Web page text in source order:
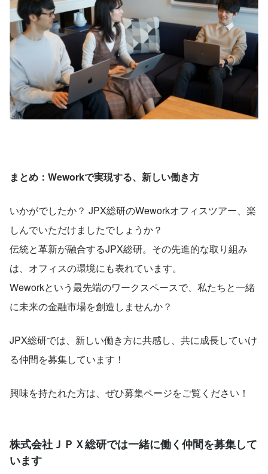
まとめ：Weworkで実現する、新しい働き方
いかがでしたか？ JPX総研のWeworkオフィスツアー、楽
しんでいただけましたでしょうか？
伝統と革新が融合するJPX総研。その先進的な取り組み
は、オフィスの環境にも表れています。
Weworkという最先端のワークスペースで、私たちと一緒
に未来の金融市場を創造しませんか？
JPX総研では、新しい働き方に共感し、共に成長していけ
る仲間を募集しています！
興味を持たれた方は、ぜひ募集ページをご覧ください！
株式会社ＪＰＸ総研では一緒に働く仲間を募集して
います